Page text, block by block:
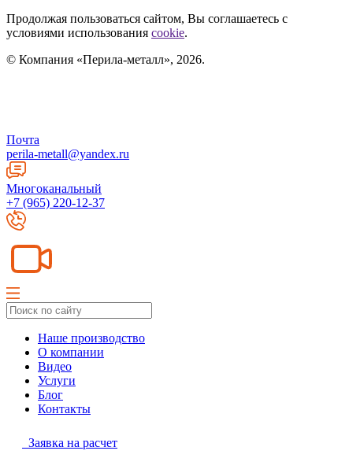
Продолжая пользоваться сайтом, Вы соглашаетесь с
условиями использования cookie.
© Компания «Перила-металл», 2026.
Почта
perila-metall@yandex.ru
Многоканальный
+7 (965) 220-12-37
Наше производство
О компании
Видео
Услуги
Блог
Контакты
Заявка на расчет